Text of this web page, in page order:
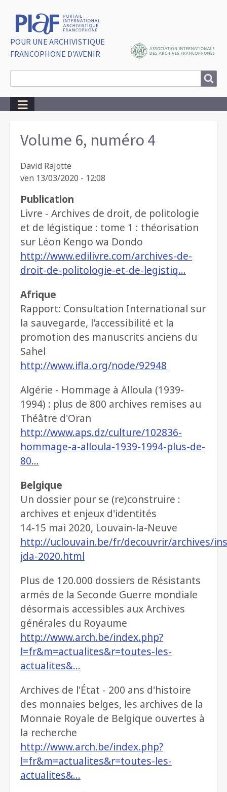
POUR UNE ARCHIVISTIQUE
FRANCOPHONE D'AVENIR
Volume 6, numéro 4
David Rajotte
ven 13/03/2020 - 12:08
Publication
Livre - Archives de droit, de politologie
et de légistique : tome 1 : théorisation
sur Léon Kengo wa Dondo
http://www.edilivre.com/archives-de-
droit-de-politologie-et-de-legistiq…
Afrique
Rapport: Consultation International sur
la sauvegarde, l'accessibilité et la
promotion des manuscrits anciens du
Sahel
http://www.ifla.org/node/92948
Algérie - Hommage à Alloula (1939-
1994) : plus de 800 archives remises au
Théâtre d'Oran
http://www.aps.dz/culture/102836-
hommage-a-alloula-1939-1994-plus-de-
80…
Belgique
Un dossier pour se (re)construire :
archives et enjeux d'identités
14-15 mai 2020, Louvain-la-Neuve
http://uclouvain.be/fr/decouvrir/archives/
jda-2020.html
Plus de 120.000 dossiers de Résistants
armés de la Seconde Guerre mondiale
désormais accessibles aux Archives
générales du Royaume
http://www.arch.be/index.php?
l=fr&m=actualites&r=toutes-les-
actualites&…
Archives de l'État - 200 ans d'histoire
des monnaies belges, les archives de la
Monnaie Royale de Belgique ouvertes à
la recherche
http://www.arch.be/index.php?
l=fr&m=actualites&r=toutes-les-
actualites&…